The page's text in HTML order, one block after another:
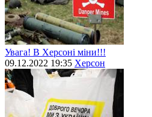
Увага! В Херсоні міни!!!
09.12.2022 19:35 Херсон